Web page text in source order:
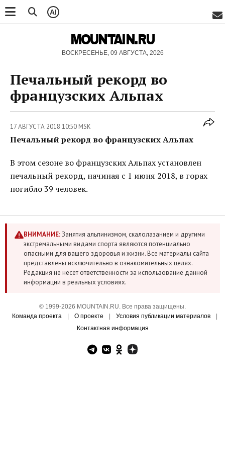
AI
MOUNTAIN.RU
ВОСКРЕСЕНЬЕ, 09 АВГУСТА, 2026
Печальный рекорд во
французских Альпах
17 АВГУСТА 2018 10:50 MSK
Печальный рекорд во французских Альпах
В этом сезоне во французских Альпах установлен
печальный рекорд, начиная с 1 июня 2018, в горах
погибло 39 человек.
ВНИМАНИЕ:Занятия альпинизмом, скалолазанием и другими
экстремальными видами спорта являются потенциально
опасными для вашего здоровья и жизни. Все материалы сайта
представлены исключительно в ознакомительных целях.
Редакция не несет ответственности за использование данной
информации в реальных условиях.
© 1999-2026 MOUNTAIN.RU. Все права защищены.
Команда проекта
О проекте Условия публикации материалов
Контактная информация